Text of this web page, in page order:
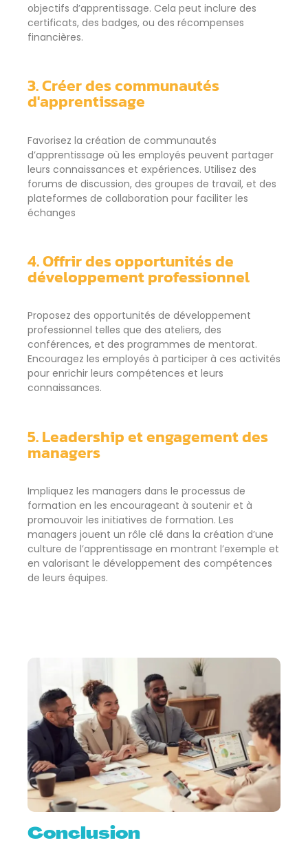
objectifs d’apprentissage. Cela peut inclure des
certificats, des badges, ou des récompenses
financières.
3. Créer des communautés
d'apprentissage
Favorisez la création de communautés
d’apprentissage où les employés peuvent partager
leurs connaissances et expériences. Utilisez des
forums de discussion, des groupes de travail, et des
plateformes de collaboration pour faciliter les
échanges
4. Offrir des opportunités de
développement professionnel
Proposez des opportunités de développement
professionnel telles que des ateliers, des
conférences, et des programmes de mentorat.
Encouragez les employés à participer à ces activités
pour enrichir leurs compétences et leurs
connaissances.
5. Leadership et engagement des
managers
Impliquez les managers dans le processus de
formation en les encourageant à soutenir et à
promouvoir les initiatives de formation. Les
managers jouent un rôle clé dans la création d’une
culture de l’apprentissage en montrant l’exemple et
en valorisant le développement des compétences
de leurs équipes.
Conclusion